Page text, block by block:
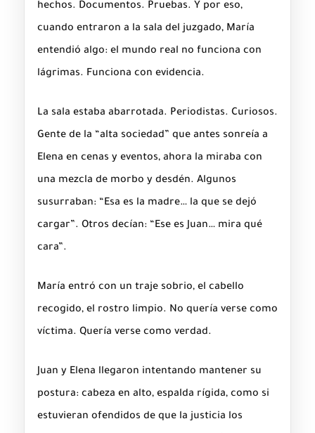
hechos. Documentos. Pruebas. Y por eso,
cuando entraron a la sala del juzgado, María
entendió algo: el mundo real no funciona con
lágrimas. Funciona con evidencia.
La sala estaba abarrotada. Periodistas. Curiosos.
Gente de la “alta sociedad” que antes sonreía a
Elena en cenas y eventos, ahora la miraba con
una mezcla de morbo y desdén. Algunos
susurraban: “Esa es la madre… la que se dejó
cargar”. Otros decían: “Ese es Juan… mira qué
cara”.
María entró con un traje sobrio, el cabello
recogido, el rostro limpio. No quería verse como
víctima. Quería verse como verdad.
Juan y Elena llegaron intentando mantener su
postura: cabeza en alto, espalda rígida, como si
estuvieran ofendidos de que la justicia los